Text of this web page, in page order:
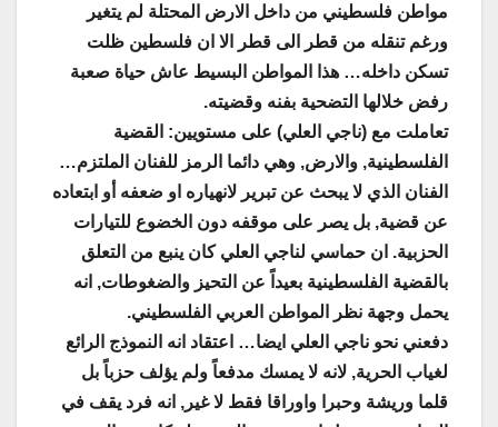
مواطن فلسطيني من داخل الارض المحتلة لم يتغير
ورغم تنقله من قطر الى قطر الا ان فلسطين ظلت
تسكن داخله… هذا المواطن البسيط عاش حياة صعبة
رفض خلالها التضحية بفنه وقضيته.
تعاملت مع (ناجي العلي) على مستويين: القضية
الفلسطينية, والارض, وهي دائما الرمز للفنان الملتزم…
الفنان الذي لا يبحث عن تبرير لانهياره او ضعفه أو ابتعاده
عن قضية, بل يصر على موقفه دون الخضوع للتيارات
الحزبية. ان حماسي لناجي العلي كان ينبع من التعلق
بالقضية الفلسطينية بعيداً عن التحيز والضغوطات, انه
يحمل وجهة نظر المواطن العربي الفلسطيني.
دفعني نحو ناجي العلي ايضا… اعتقاد انه النموذج الرائع
لغياب الحرية, لانه لا يمسك مدفعاً ولم يؤلف حزباً بل
قلما وريشة وحبرا واوراقا فقط لا غير, انه فرد يقف في